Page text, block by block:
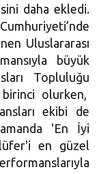
daha ekledi.
Uluslararası
büyük
Topluluğu
olurken,
ekibi de
'En İyi
en güzel